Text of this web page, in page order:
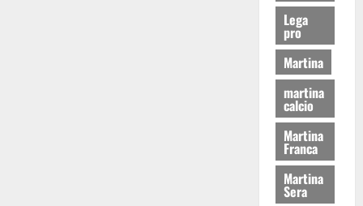
Lega
pro
Martina
martina
calcio
Martina
Franca
Martina
Sera